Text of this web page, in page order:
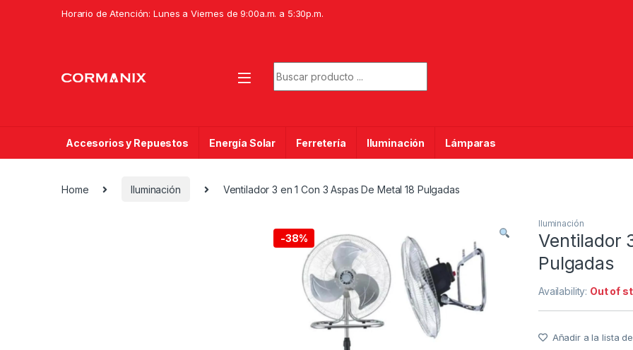
Horario de Atención: Lunes a Viernes de 9:00a.m. a 5:30p.m.
Accesorios y Repuestos Energía Solar Ferretería Iluminación Lámparas
Home Iluminación Ventilador 3 en 1 Con 3 Aspas De Metal 18 Pulgadas
-38%
Iluminación
Ventilador
Pulgadas
Availability: Out of
Añadir a la lista